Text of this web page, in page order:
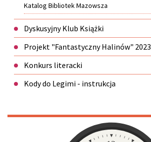
Katalog Bibliotek Mazowsza
Dyskusyjny Klub Książki
Projekt "Fantastyczny Halinów" 2023
Konkurs literacki
Kody do Legimi - instrukcja